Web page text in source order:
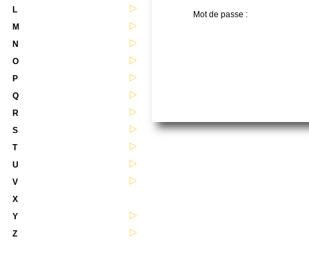
L
M
N
O
P
Q
R
S
T
U
V
X
Y
Z
Mot de passe :